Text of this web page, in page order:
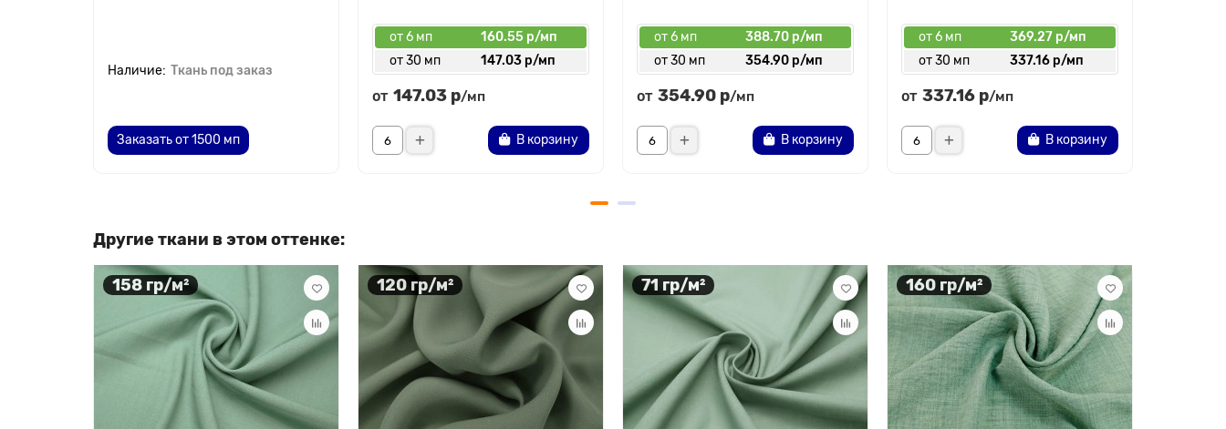
Ткань под заказ
Заказать от 1500 мп
от 6 мп
160.55 р/мп
от 30 мп
147.03 р/мп
от 147.03 р/мп
В корзину
от 6 мп
388.70 р/мп
от 30 мп
354.90 р/мп
от 354.90 р/мп
В корзину
от 6 мп
369.27 р/мп
от 30 мп
337.16 р/мп
от 337.16 р/мп
В корзину
Другие ткани в этом оттенке:
158 гр/м² 120 гр/м² 71 гр/м² 160 гр/м²